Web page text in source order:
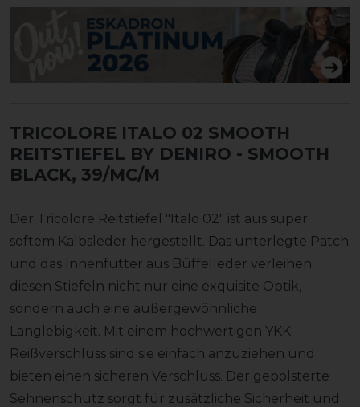
TRICOLORE ITALO 02 SMOOTH
REITSTIEFEL BY DENIRO - SMOOTH
BLACK, 39/MC/M
Der Tricolore Reitstiefel "Italo 02" ist aus super
softem Kalbsleder hergestellt. Das unterlegte Patch
und das Innenfutter aus Büffelleder verleihen
diesen Stiefeln nicht nur eine exquisite Optik,
sondern auch eine außergewöhnliche
Langlebigkeit. Mit einem hochwertigen YKK-
Reißverschluss sind sie einfach anzuziehen und
bieten einen sicheren Verschluss. Der gepolsterte
Sehnenschutz sorgt für zusätzliche Sicherheit und